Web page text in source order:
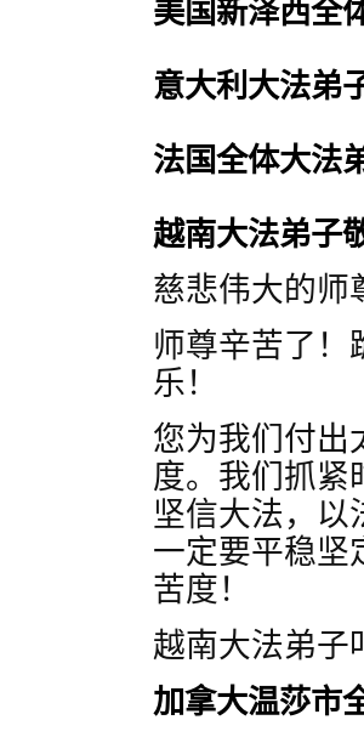
美国新泽西全
意大利大法弟
法国全体大法
越南大法弟子
慈悲伟大的师
师尊辛苦了！
乐！
您为我们付出
度。我们抓紧
坚信大法，以
一定要平稳坚
苦度！
越南大法弟子
加拿大温莎市